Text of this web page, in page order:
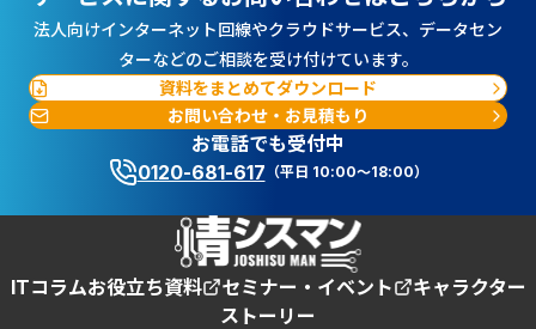
法人向けインターネット回線やクラウドサービス、データセン
ターなどのご相談を受け付けています。
資料をまとめてダウンロード
お問い合わせ・お見積もり
お電話でも受付中
0120-681-617 （平日 10:00～18:00）
ITコラムお役立ち資料 セミナー・イベント
キャラクター
ストーリー